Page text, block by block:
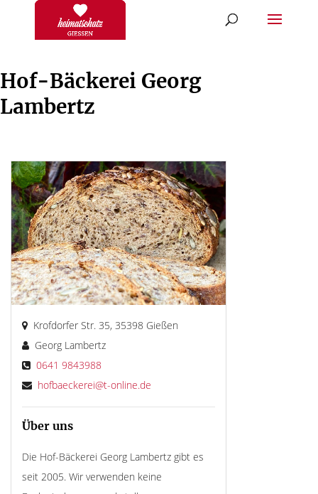
Hof-Bäckerei Georg
Lambertz
Krofdorfer Str. 35, 35398 Gießen
Georg Lambertz
0641 9843988
hofbaeckerei@t-online.de
Über uns
Die Hof-Bäckerei Georg Lambertz gibt es
seit 2005. Wir verwenden keine